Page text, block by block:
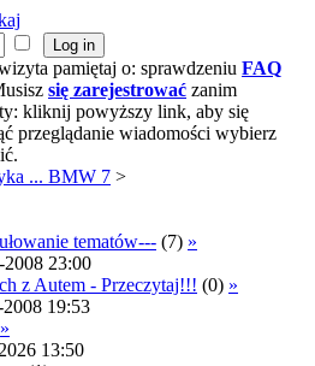
pamiętaj o: sprawdzeniu FAQ
się zarejestrować zanim
kliknij powyższy link, aby się
przeglądanie wiadomości wybierz
... BMW 7 >
tematów--- (7) »
2008 23:00
z Autem - Przeczytaj!!! (0) »
19:53
»
13:50